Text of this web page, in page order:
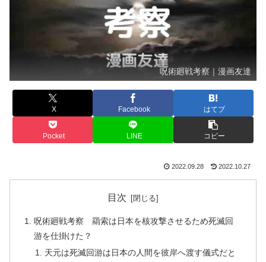
呪術廻戦考察｜漫画友達
X Facebook はてブ
Pocket LINE コピー
2022.09.28 2022.10.27
目次
呪術廻戦考察 羂索は日本を核攻撃させるため死滅回
游を仕掛けた？
天元は死滅回游は日本の人間を彼岸へ渡す儀式だと